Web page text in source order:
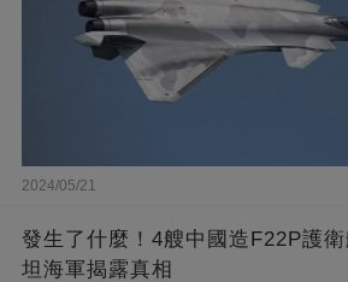
2024/05/21
發生了什麼！4艘中國造F22P護
坦海軍揭露真相